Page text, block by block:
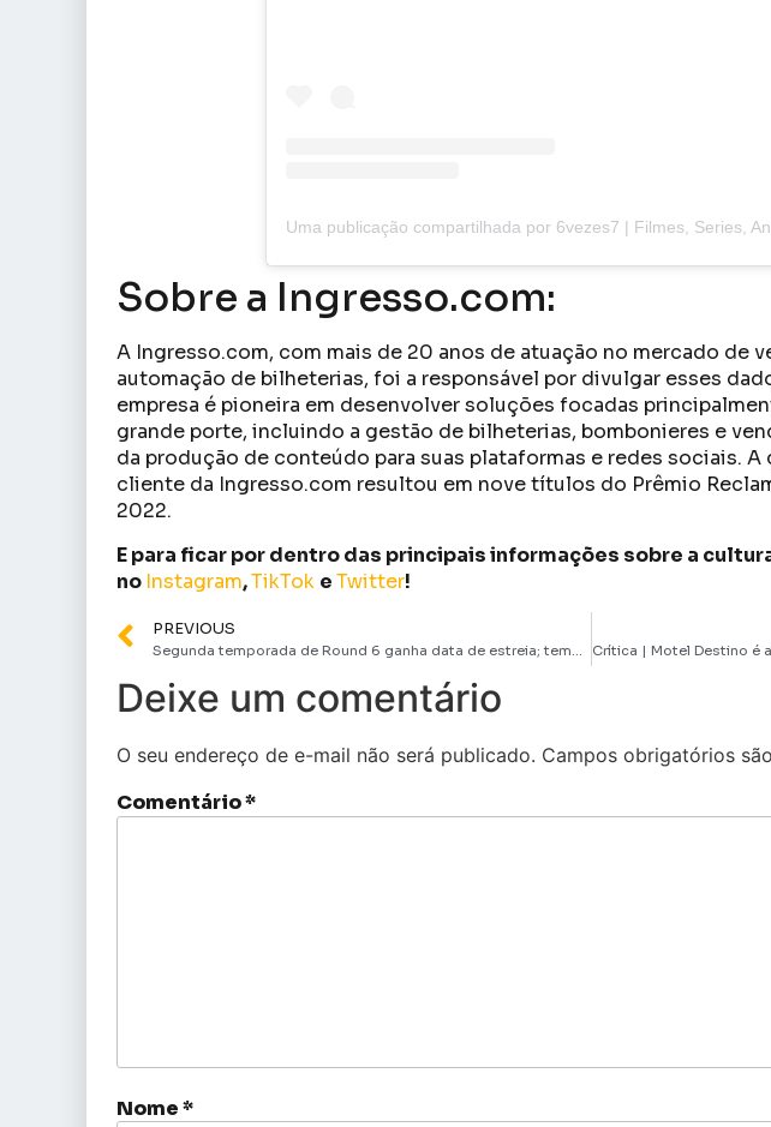
Sobre a Ingresso.com:
A Ingresso.com, com mais de 20 anos de atuação no mercado de
automação de bilheterias, foi a responsável por divulgar esses
empresa é pioneira em desenvolver soluções focadas
grande porte, incluindo a gestão de bilheterias, bombonieres e
da produção de conteúdo para suas plataformas e redes sociais.
cliente da Ingresso.com resultou em nove títulos do Prêmio
2022.
E para ficar por dentro das principais informações sobre a
no Instagram,TikTok eTwitter!
PREVIOUS
Segunda temporada de Round 6 ganha data de estreia; temporada final é anunciada para 2025
Deixe um comentário
O seu endereço de e-mail não será publicado. Campos obrigatórios
Comentário*
Nome*